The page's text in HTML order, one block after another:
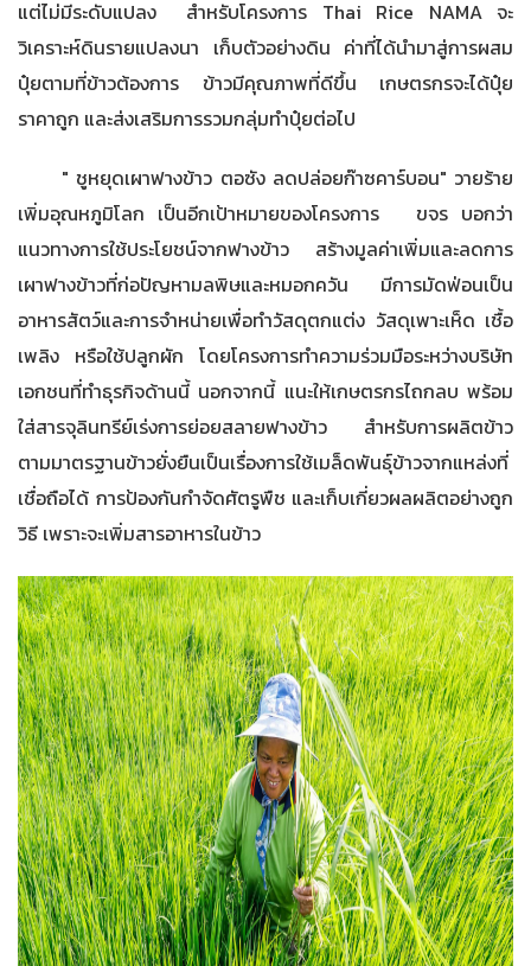
แต่ไม่มีระดับแปลง สำหรับโครงการ Thai Rice NAMA จะ
วิเคราะห์ดินรายแปลงนา เก็บตัวอย่างดิน ค่าที่ได้นำมาสู่การผสม
ปุ๋ยตามที่ข้าวต้องการ ข้าวมีคุณภาพที่ดีขึ้น เกษตรกรจะได้ปุ๋ย
ราคาถูก และส่งเสริมการรวมกลุ่มทำปุ๋ยต่อไป
" ชูหยุดเผาฟางข้าว ตอซัง ลดปล่อยก๊าซคาร์บอน" วายร้าย
เพิ่มอุณหภูมิโลก เป็นอีกเป้าหมายของโครงการ ขจร บอกว่า
แนวทางการใช้ประโยชน์จากฟางข้าว สร้างมูลค่าเพิ่มและลดการ
เผาฟางข้าวที่ก่อปัญหามลพิษและหมอกควัน มีการมัดฟ่อนเป็น
อาหารสัตว์และการจำหน่ายเพื่อทำวัสดุตกแต่ง วัสดุเพาะเห็ด เชื้อ
เพลิง หรือใช้ปลูกผัก โดยโครงการทำความร่วมมือระหว่างบริษัท
เอกชนที่ทำธุรกิจด้านนี้ นอกจากนี้ แนะให้เกษตรกรไถกลบ พร้อม
ใส่สารจุลินทรีย์เร่งการย่อยสลายฟางข้าว สำหรับการผลิตข้าว
ตามมาตรฐานข้าวยั่งยืนเป็นเรื่องการใช้เมล็ดพันธุ์ข้าวจากแหล่งที่
เชื่อถือได้ การป้องกันกำจัดศัตรูพืช และเก็บเกี่ยวผลผลิตอย่างถูก
วิธี เพราะจะเพิ่มสารอาหารในข้าว